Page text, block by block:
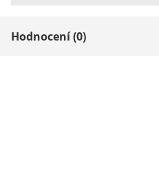
Hodnocení (0)